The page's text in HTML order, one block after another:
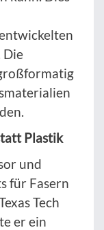
Die
Plastik
und
für Fasern
Tech
er ein